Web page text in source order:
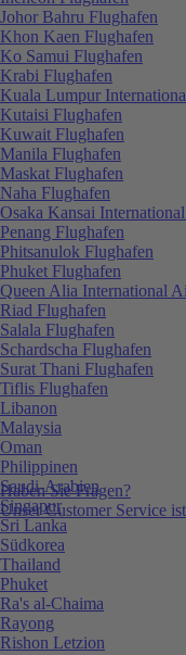
Haben Sie Fragen?
Unser Customer Service
Johor Bahru Flughafen
Khon Kaen Flughafen
Ko Samui Flughafen
Krabi Flughafen
Kuala Lumpur
Kutaisi Flughafen
Kuwait Flughafen
Manila Flughafen
Maskat Flughafen
Naha Flughafen
Osaka Kansai
Penang Flughafen
Phitsanulok Flughafen
Phuket Flughafen
Queen Alia International
Riad Flughafen
Salala Flughafen
Schardscha Flughafen
Surat Thani Flughafen
Tiflis Flughafen
Libanon
Malaysia
Oman
Philippinen
Saudi-Arabien
Singapur
Sri Lanka
Südkorea
Thailand
Phuket
Ra's al-Chaima
Rayong
Rishon Letzion